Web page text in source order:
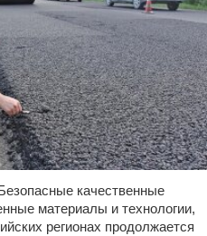
качественные
материалы и технологии,
регионах продолжается